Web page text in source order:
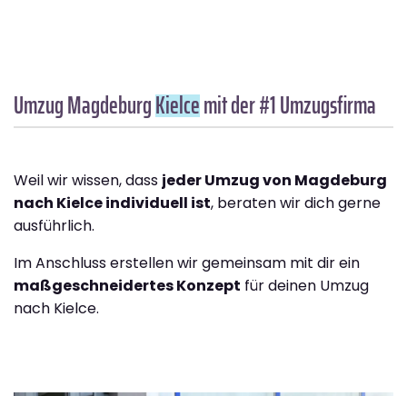
Umzug MagdeburgKielcemit der #1 Umzugsfirma
Weil wir wissen, dass jeder Umzug von Magdeburg
nach Kielce individuell ist, beraten wir dich gerne
ausführlich.
Im Anschluss erstellen wir gemeinsam mit dir ein
maßgeschneidertes Konzept für deinen Umzug
nach Kielce.